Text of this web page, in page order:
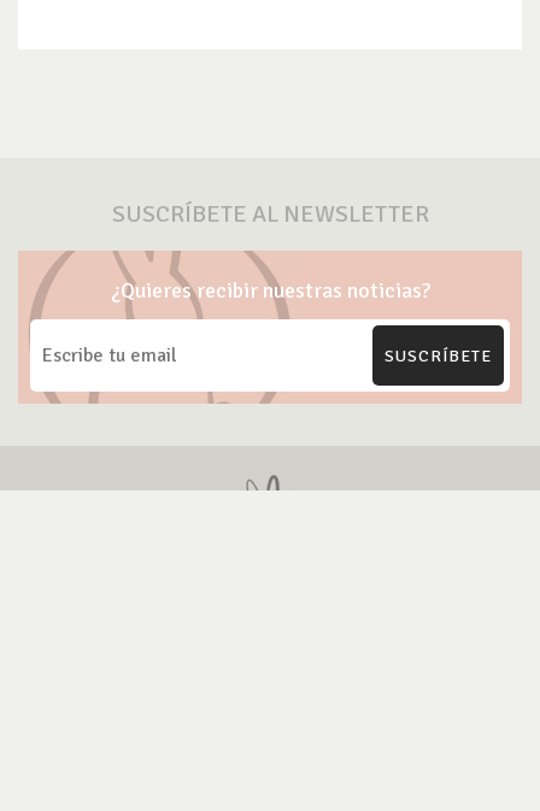
SUSCRÍBETE AL NEWSLETTER
¿Quieres recibir nuestras noticias?
SUSCRÍBETE